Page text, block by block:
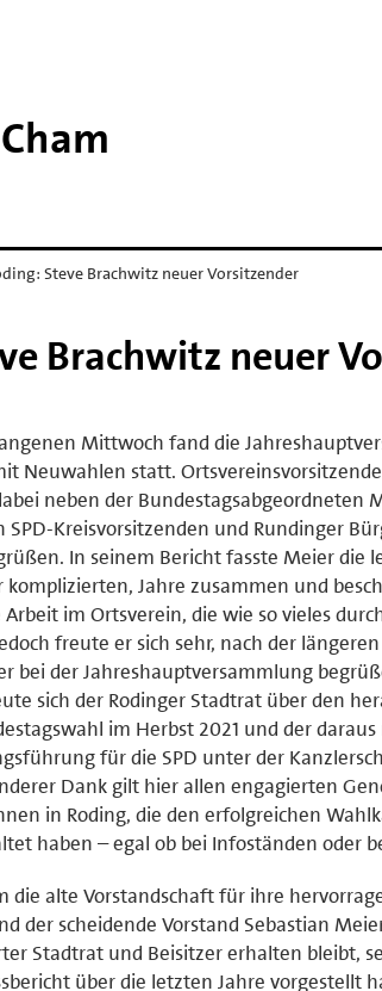
Steve Brachwitz neuer Vorsitzender
Brachwitz neuer
Mittwoch fand die
Neuwahlen statt.
neben der Bundestagsabgeordneten
SPD-Kreisvorsitzenden und Rundinger
In seinem Bericht fasste Meier die
Jahre zusammen und
im Ortsverein, die wie so vieles
freute er sich sehr, nach der
bei der Jahreshauptversammlung
sich der Rodinger Stadtrat über den
im Herbst 2021 und der
für die SPD unter der
Dank gilt hier allen engagierten
in Roding, die den erfolgreichen
haben – egal ob bei Infoständen oder
die alte Vorstandschaft für ihre
der scheidende Vorstand Sebastian
Stadtrat und Beisitzer erhalten bleibt,
über die letzten Jahre vorgestellt